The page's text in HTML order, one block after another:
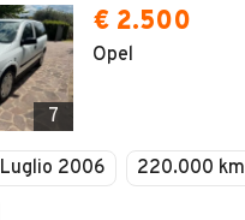
7
€ 2.500
Opel
Luglio 2006 220.000 km